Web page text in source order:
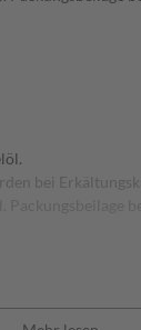
bei